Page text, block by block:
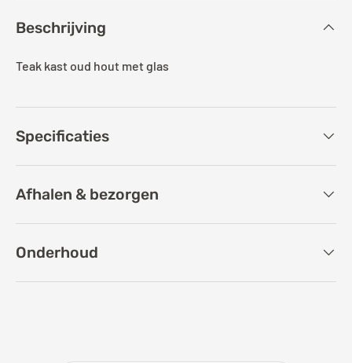
Beschrijving
Teak kast oud hout met glas
Specificaties
Afhalen & bezorgen
Onderhoud